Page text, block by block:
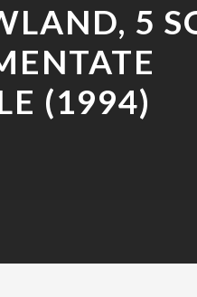
5
(1994)